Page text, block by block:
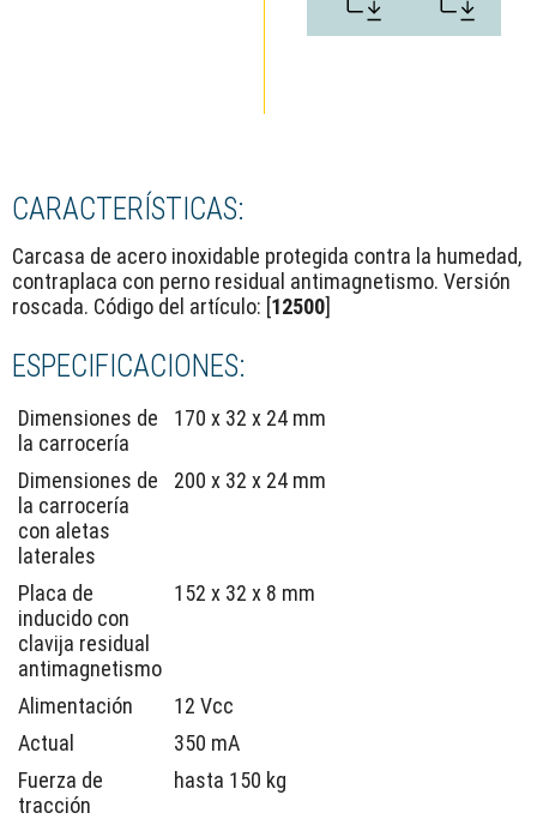
CARACTERÍSTICAS:
Carcasa de acero inoxidable protegida contra la humedad,
contraplaca con perno residual antimagnetismo. Versión
roscada. Código del artículo: [12500]
ESPECIFICACIONES:
Dimensiones de
la carrocería
170 x 32 x 24 mm
Dimensiones de
la carrocería
con aletas
laterales
200 x 32 x 24 mm
Placa de
inducido con
clavija residual
antimagnetismo
152 x 32 x 8 mm
Alimentación
12 Vcc
Actual
350 mA
Fuerza de
tracción
hasta 150 kg